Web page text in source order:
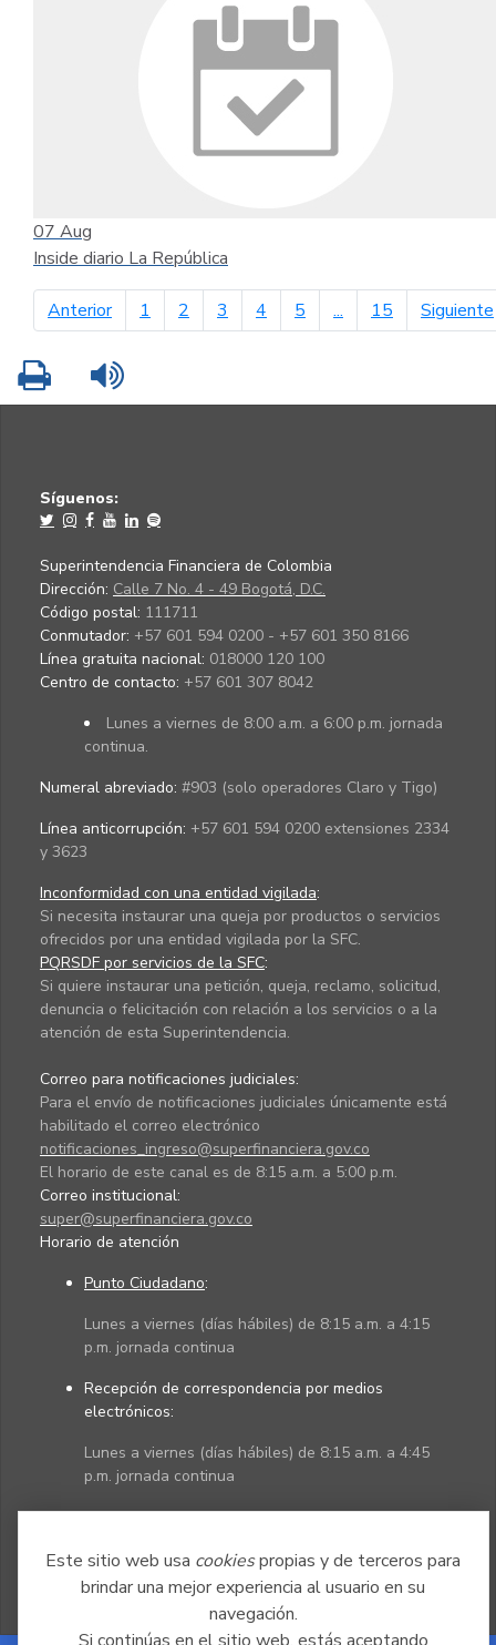
Este sitio web usa cookiespropias y de terceros para
brindar una mejor experiencia al usuario en su
navegación.
07 Aug
Inside diario La República
Anteriorpágina anterior
1 2 3 4 5 ... 15 Siguiente
Imprimir
Síguenos:
Superintendencia Financiera de Colombia
Dirección: Calle 7 No. 4 - 49 Bogotá, D.C.
Código postal: 111711
Conmutador: +57 601 594 0200 - +57 601 350 8166
Línea gratuita nacional: 018000 120 100
Centro de contacto: +57 601 307 8042
Lunes a viernes de 8:00 a.m. a 6:00 p.m. jornada
continua.
Numeral abreviado: #903 (solo operadores Claro y Tigo)
Línea anticorrupción: +57 601 594 0200 extensiones 2334
y 3623
Inconformidad con una entidad vigilada:
Si necesita instaurar una queja por productos o servicios
ofrecidos por una entidad vigilada por la SFC.
PQRSDF por servicios de la SFC:
Si quiere instaurar una petición, queja, reclamo, solicitud,
denuncia o felicitación con relación a los servicios o a la
atención de esta Superintendencia.
Correo para notificaciones judiciales:
Para el envío de notificaciones judiciales únicamente está
habilitado el correo electrónico
notificaciones_ingreso@superfinanciera.gov.co
El horario de este canal es de 8:15 a.m. a 5:00 p.m.
Correo institucional:
super@superfinanciera.gov.co
Horario de atención
Punto Ciudadano:
Lunes a viernes (días hábiles) de 8:15 a.m. a 4:15
p.m. jornada continua
Recepción de correspondencia por medios
electrónicos:
Lunes a viernes (días hábiles) de 8:15 a.m. a 4:45
p.m. jornada continua